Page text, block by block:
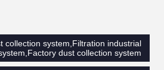
collection system,Filtration industrial
dust collection system